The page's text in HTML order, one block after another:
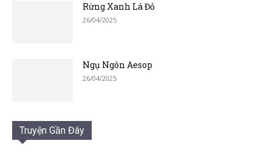
Rừng Xanh Lá Đỏ
26/04/2025
Ngụ Ngôn Aesop
26/04/2025
Truyện Gần Đây